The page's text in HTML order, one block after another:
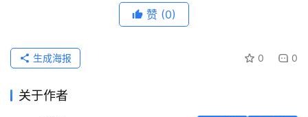
泽
赞 (0)
0 0
生成海报
关于作者